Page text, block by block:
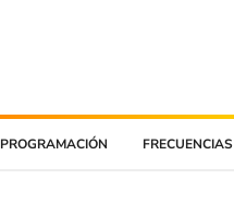
PROGRAMACIÓN FRECUENCIAS